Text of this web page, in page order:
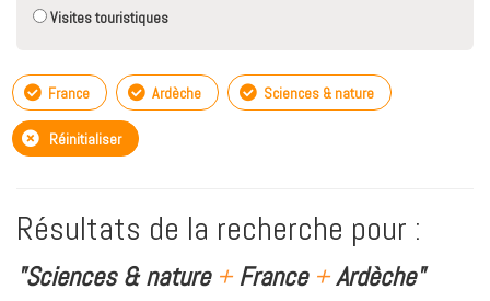
Visites touristiques
France Ardèche Sciences & nature
Réinitialiser
Résultats de la recherche pour :
"Sciences & nature +France +Ardèche"